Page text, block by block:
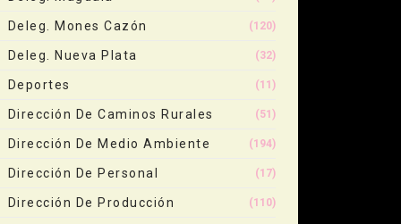
Deleg. Mones Cazón (120)
Deleg. Nueva Plata (32)
Deportes (11)
Dirección De Caminos Rurales (51)
Dirección De Medio Ambiente (194)
Dirección De Personal (17)
Dirección De Producción (110)